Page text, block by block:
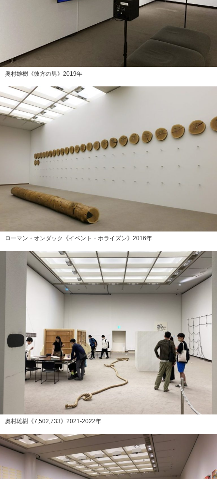
奥村雄樹《彼方の男》2019年
ローマン・オンダック《イベント・ホライズン》2016年
奥村雄樹《7,502,733》2021-2022年